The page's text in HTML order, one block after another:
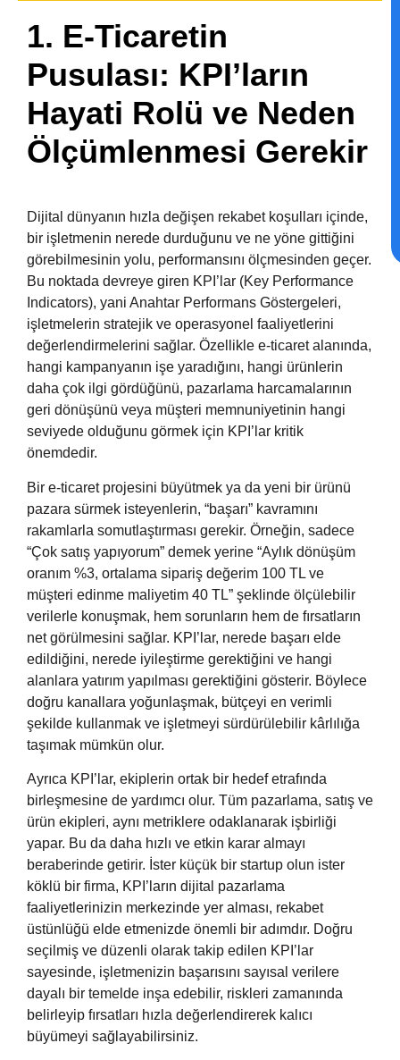
1. E-Ticaretin
Pusulası: KPI’ların
Hayati Rolü ve Neden
Ölçümlenmesi Gerekir
Dijital dünyanın hızla değişen rekabet koşulları içinde,
bir işletmenin nerede durduğunu ve ne yöne gittiğini
görebilmesinin yolu, performansını ölçmesinden geçer.
Bu noktada devreye giren KPI’lar (Key Performance
Indicators), yani Anahtar Performans Göstergeleri,
işletmelerin stratejik ve operasyonel faaliyetlerini
değerlendirmelerini sağlar. Özellikle e-ticaret alanında,
hangi kampanyanın işe yaradığını, hangi ürünlerin
daha çok ilgi gördüğünü, pazarlama harcamalarının
geri dönüşünü veya müşteri memnuniyetinin hangi
seviyede olduğunu görmek için KPI’lar kritik
önemdedir.
Bir e-ticaret projesini büyütmek ya da yeni bir ürünü
pazara sürmek isteyenlerin, “başarı” kavramını
rakamlarla somutlaştırması gerekir. Örneğin, sadece
“Çok satış yapıyorum” demek yerine “Aylık dönüşüm
oranım %3, ortalama sipariş değerim 100 TL ve
müşteri edinme maliyetim 40 TL” şeklinde ölçülebilir
verilerle konuşmak, hem sorunların hem de fırsatların
net görülmesini sağlar. KPI’lar, nerede başarı elde
edildiğini, nerede iyileştirme gerektiğini ve hangi
alanlara yatırım yapılması gerektiğini gösterir. Böylece
doğru kanallara yoğunlaşmak, bütçeyi en verimli
şekilde kullanmak ve işletmeyi sürdürülebilir kârlılığa
taşımak mümkün olur.
Ayrıca KPI’lar, ekiplerin ortak bir hedef etrafında
birleşmesine de yardımcı olur. Tüm pazarlama, satış ve
ürün ekipleri, aynı metriklere odaklanarak işbirliği
yapar. Bu da daha hızlı ve etkin karar almayı
beraberinde getirir. İster küçük bir startup olun ister
köklü bir firma, KPI’ların dijital pazarlama
faaliyetlerinizin merkezinde yer alması, rekabet
üstünlüğü elde etmenizde önemli bir adımdır. Doğru
seçilmiş ve düzenli olarak takip edilen KPI’lar
sayesinde, işletmenizin başarısını sayısal verilere
dayalı bir temelde inşa edebilir, riskleri zamanında
belirleyip fırsatları hızla değerlendirerek kalıcı
büyümeyi sağlayabilirsiniz.